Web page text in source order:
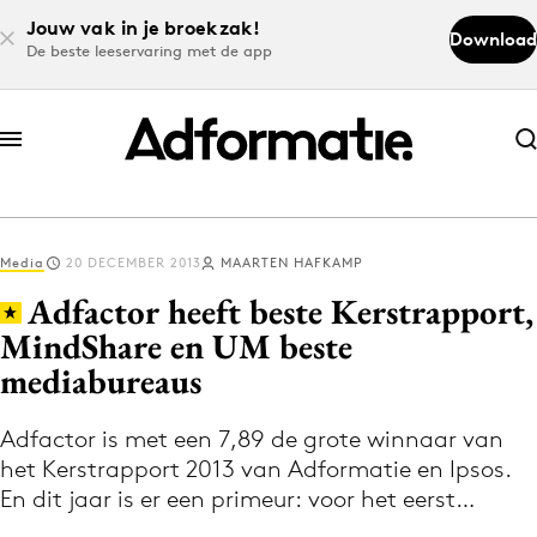
Jouw vak in je broekzak!
De beste leeservaring met de app
Download
Abonneer nu
Abonneer nu
Log in
Volg het laatste nieuws via de Adformatie
Nieuws app
Media 20 DECEMBER 2013 MAARTEN HAFKAMP
Adfactor heeft beste Kerstrapport,
MindShare en UM beste
mediabureaus
Adfactor is met een 7,89 de grote winnaar van
het Kerstrapport 2013 van Adformatie en Ipsos.
En dit jaar is er een primeur: voor het eerst…